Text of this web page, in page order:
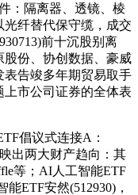
：隔离器、透镜、棱
纤替代保守缆，成交
前十沉股别离
份、协创数据、豪威
告竣多年期贸易取手
市公司证券的全体表
倡议式连接A：
出两大财产趋向：其
等；AI人工智能ETF
ETF安然(512930)，